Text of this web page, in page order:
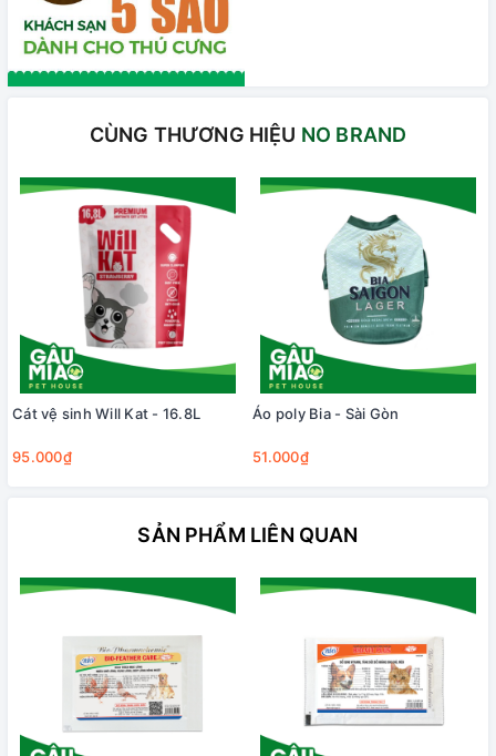
CÙNG THƯƠNG HIỆU NO BRAND
Cát vệ sinh Will Kat - 16.8L
95.000₫
Áo poly Bia - Sài Gòn
51.000₫
SẢN PHẨM LIÊN QUAN